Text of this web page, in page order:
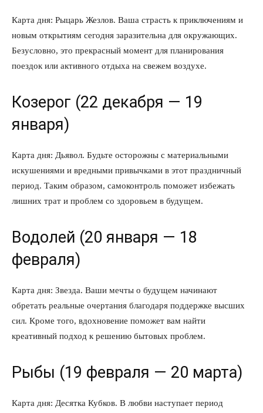
Карта дня: Рыцарь Жезлов. Ваша страсть к приключениям и
новым открытиям сегодня заразительна для окружающих.
Безусловно, это прекрасный момент для планирования
поездок или активного отдыха на свежем воздухе.
Козерог (22 декабря — 19
января)
Карта дня: Дьявол. Будьте осторожны с материальными
искушениями и вредными привычками в этот праздничный
период. Таким образом, самоконтроль поможет избежать
лишних трат и проблем со здоровьем в будущем.
Водолей (20 января — 18
февраля)
Карта дня: Звезда. Ваши мечты о будущем начинают
обретать реальные очертания благодаря поддержке высших
сил. Кроме того, вдохновение поможет вам найти
креативный подход к решению бытовых проблем.
Рыбы (19 февраля — 20 марта)
Карта дня: Десятка Кубков. В любви наступает период